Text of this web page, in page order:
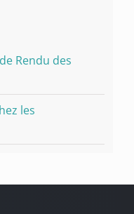
de Rendu des
les